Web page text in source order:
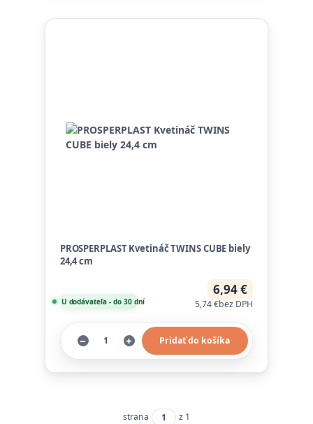
PROSPERPLAST Kvetináč TWINS CUBE biely
24,4 cm
6,94 €
5,74 €bez DPH
U dodávateľa - do 30 dní
Pridať do košíka
strana z 1